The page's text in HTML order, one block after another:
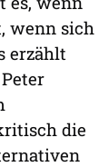
wenn sich
erzählt
die